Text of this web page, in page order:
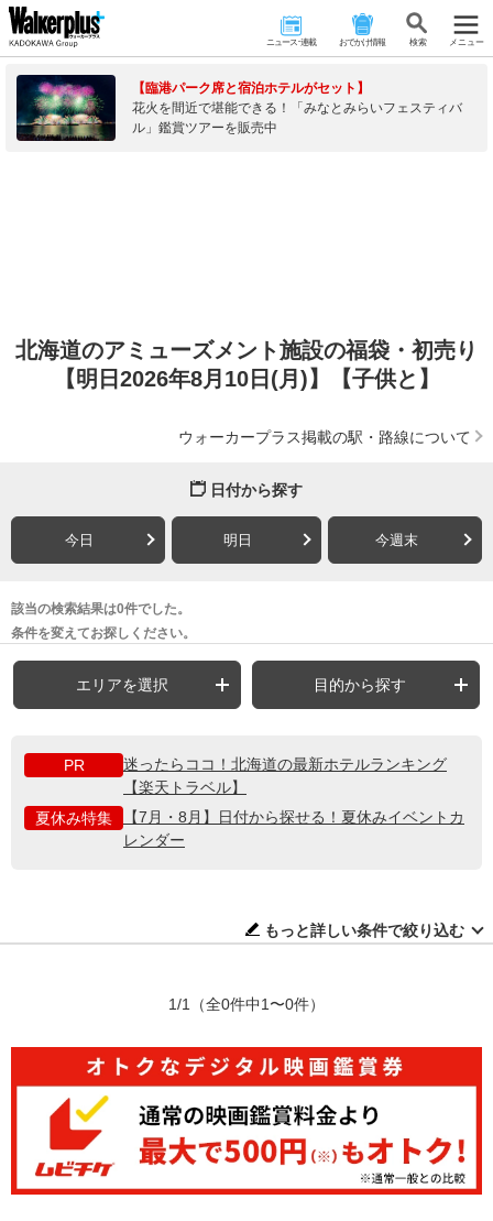
ニュース･連載 おでかけ情報 検 索 メニュー
【臨港パーク席と宿泊ホテルがセット】
花火を間近で堪能できる！「みなとみらいフェスティバ
ル」鑑賞ツアーを販売中
北海道のアミューズメント施設の福袋・初売り
【明日2026年8月10日(月)】【子供と】
ウォーカープラス掲載の駅・路線について
日付から探す
今日 明日 今週末
該当の検索結果は0件でした。
条件を変えてお探しください。
エリアを選択 目的から探す
PR
迷ったらココ！北海道の最新ホテルランキング
【楽天トラベル】
夏休み特集
【7月・8月】日付から探せる！夏休みイベントカ
レンダー
もっと詳しい条件で絞り込む
1/1 （全0件中1〜0件）